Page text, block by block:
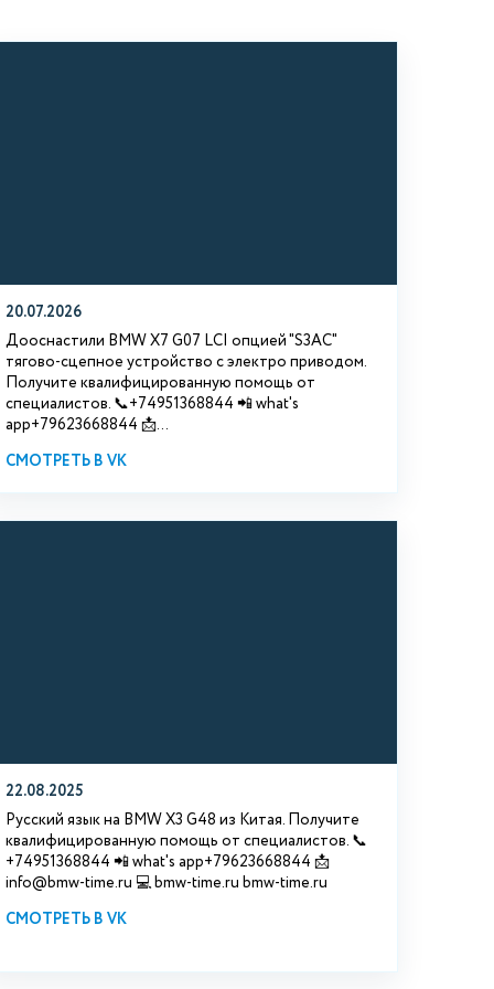
20.07.2026
Дооснастили BMW Х7 G07 LCI опцией "S3АС"
тягово-сцепное устройство с электро приводом.
Получите квалифицированную помощь от
специалистов. 📞+74951368844 📲 what's
app+79623668844 📩...
СМОТРЕТЬ В VK
22.08.2025
Русский язык на BMW X3 G48 из Китая. Получите
квалифицированную помощь от специалистов. 📞
+74951368844 📲 what's app+79623668844 📩
info@bmw-time.ru 💻 bmw-time.ru bmw-time.ru
СМОТРЕТЬ В VK